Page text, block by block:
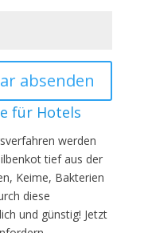
für Hotels
werden
tief aus der
Keime, Bakterien
diese
und günstig! Jetzt